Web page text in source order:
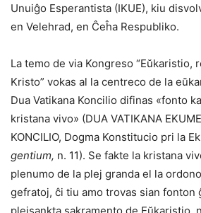
Unuiĝo Esperantista (IKUE), kiu
en Velehrad, en Ĉeĥa Respubliko.
La temo de via Kongreso “Eŭkaristio,
Kristo” vokas al la centreco de la
Dua Vatikana Koncilio difinas «fonto
kristana vivo» (DUA VATIKANA
KONCILIO, Dogma Konstitucio pri la
gentium, n. 11). Se fakte la kristana
plenumo de la plej granda el la
gefratoj, ĉi tiu amo trovas sian fonton
plejsankta sakramento de Eŭkaristio,